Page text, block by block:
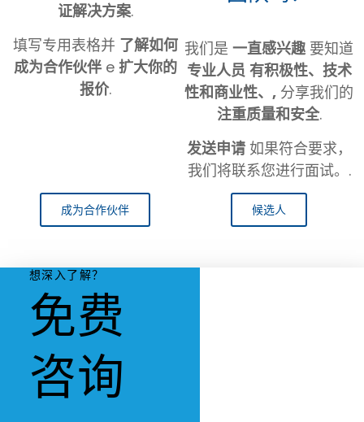
证解决方案.
填写专用表格并 了解如何
成为合作伙伴e 扩大你的
报价.
成为合作伙伴
我们是 一直感兴趣要知道
专业人员 有积极性、技术
性和商业性、, 分享我们的
注重质量和安全.
发送申请如果符合要求，
我们将联系您进行面试。.
候选人
想深入了解？
免费
咨询